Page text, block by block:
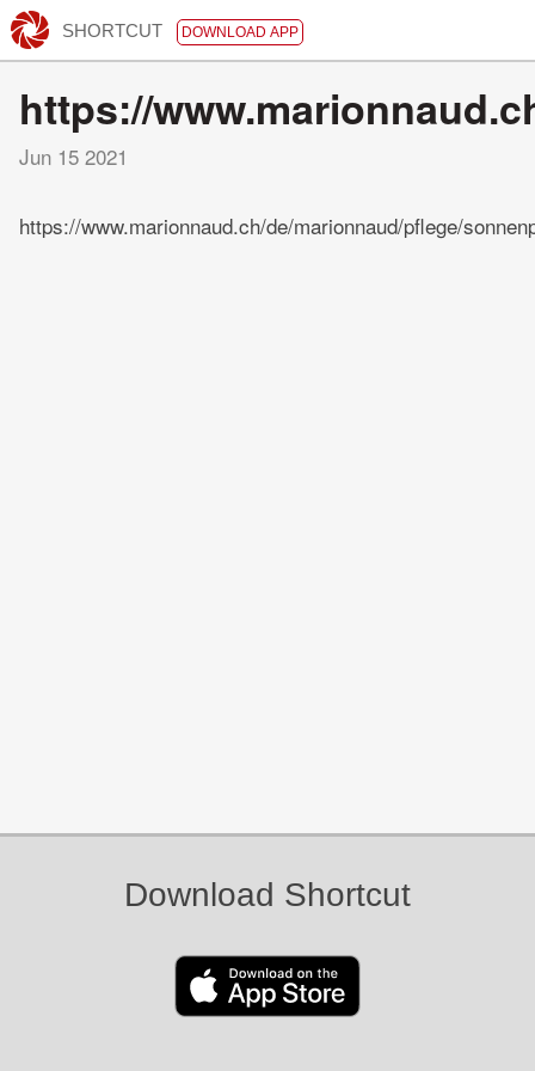
SHORTCUT DOWNLOAD APP
https://
Jun 15 2021
https://www.marionnaud.ch/de/marionnaud/pflege/
Download Shortcut